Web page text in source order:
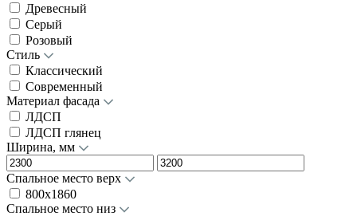
Древесный
Серый
Розовый
Стиль
Классический
Современный
Материал фасада
ЛДСП
ЛДСП глянец
Ширина, мм
Спальное место верх
800х1860
Спальное место низ